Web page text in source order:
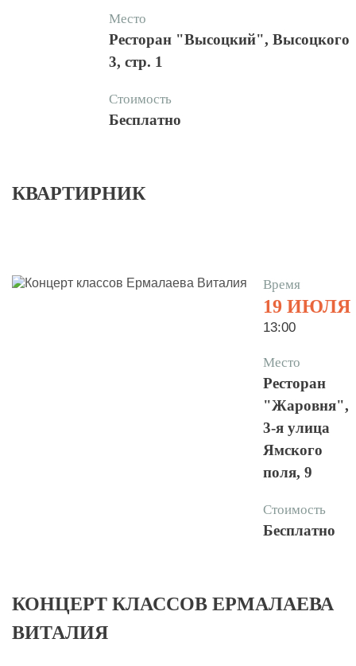
Место
Ресторан "Высоцкий", Высоцкого
3, стр. 1
Стоимость
Бесплатно
КВАРТИРНИК
Время
19 ИЮЛЯ
13:00
Место
Ресторан
"Жаровня",
3-я улица
Ямского
поля, 9
Стоимость
Бесплатно
КОНЦЕРТ КЛАССОВ ЕРМАЛАЕВА
ВИТАЛИЯ